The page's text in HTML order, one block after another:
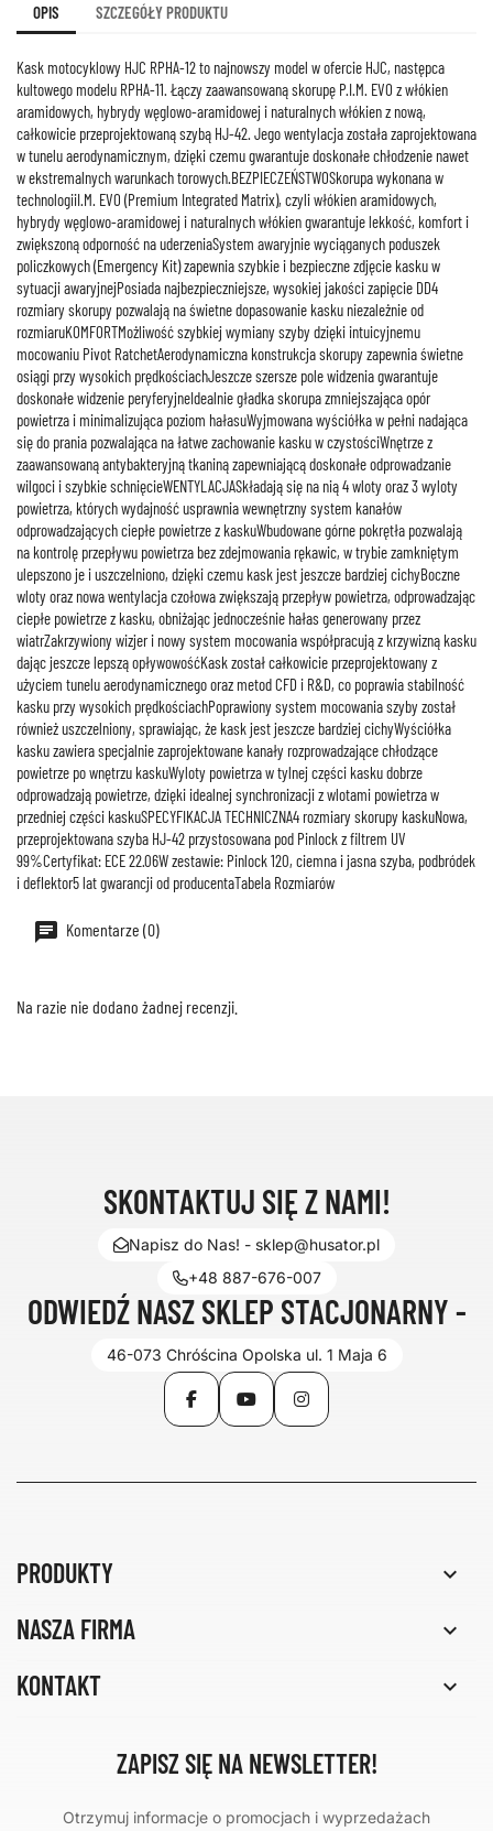
OPIS SZCZEGÓŁY PRODUKTU
Kask motocyklowy HJC RPHA-12 to najnowszy model w ofercie HJC, następca
kultowego modelu RPHA-11. Łączy zaawansowaną skorupę P.I.M. EVO z włókien
aramidowych, hybrydy węglowo-aramidowej i naturalnych włókien z nową,
całkowicie przeprojektowaną szybą HJ-42. Jego wentylacja została zaprojektowana
w tunelu aerodynamicznym, dzięki czemu gwarantuje doskonałe chłodzenie nawet
w ekstremalnych warunkach torowych.BEZPIECZEŃSTWOSkorupa wykonana w
technologiiI.M. EVO (Premium Integrated Matrix), czyli włókien aramidowych,
hybrydy węglowo-aramidowej i naturalnych włókien gwarantuje lekkość, komfort i
zwiększoną odporność na uderzeniaSystem awaryjnie wyciąganych poduszek
policzkowych (Emergency Kit) zapewnia szybkie i bezpieczne zdjęcie kasku w
sytuacji awaryjnejPosiada najbezpieczniejsze, wysokiej jakości zapięcie DD4
rozmiary skorupy pozwalają na świetne dopasowanie kasku niezależnie od
rozmiaruKOMFORTMożliwość szybkiej wymiany szyby dzięki intuicyjnemu
mocowaniu Pivot RatchetAerodynamiczna konstrukcja skorupy zapewnia świetne
osiągi przy wysokich prędkościachJeszcze szersze pole widzenia gwarantuje
doskonałe widzenie peryferyjneIdealnie gładka skorupa zmniejszająca opór
powietrza i minimalizująca poziom hałasuWyjmowana wyściółka w pełni nadająca
się do prania pozwalająca na łatwe zachowanie kasku w czystościWnętrze z
zaawansowaną antybakteryjną tkaniną zapewniającą doskonałe odprowadzanie
wilgoci i szybkie schnięcieWENTYLACJASkładają się na nią 4 wloty oraz 3 wyloty
powietrza, których wydajność usprawnia wewnętrzny system kanałów
odprowadzających ciepłe powietrze z kaskuWbudowane górne pokrętła pozwalają
na kontrolę przepływu powietrza bez zdejmowania rękawic, w trybie zamkniętym
ulepszono je i uszczelniono, dzięki czemu kask jest jeszcze bardziej cichyBoczne
wloty oraz nowa wentylacja czołowa zwiększają przepływ powietrza, odprowadzając
ciepłe powietrze z kasku, obniżając jednocześnie hałas generowany przez
wiatrZakrzywiony wizjer i nowy system mocowania współpracują z krzywizną kasku
dając jeszcze lepszą opływowośćKask został całkowicie przeprojektowany z
użyciem tunelu aerodynamicznego oraz metod CFD i R&D, co poprawia stabilność
kasku przy wysokich prędkościachPoprawiony system mocowania szyby został
również uszczelniony, sprawiając, że kask jest jeszcze bardziej cichyWyściółka
kasku zawiera specjalnie zaprojektowane kanały rozprowadzające chłodzące
powietrze po wnętrzu kaskuWyloty powietrza w tylnej części kasku dobrze
odprowadzają powietrze, dzięki idealnej synchronizacji z wlotami powietrza w
przedniej części kaskuSPECYFIKACJA TECHNICZNA4 rozmiary skorupy kaskuNowa,
przeprojektowana szyba HJ-42 przystosowana pod Pinlock z filtrem UV
99%Certyfikat: ECE 22.06W zestawie: Pinlock 120, ciemna i jasna szyba, podbródek
i deflektor5 lat gwarancji od producentaTabela Rozmiarów
Komentarze (0)
Na razie nie dodano żadnej recenzji.
SKONTAKTUJ SIĘ Z NAMI!
Napisz do Nas! - sklep@husator.pl
+48 887-676-007
ODWIEDŹ NASZ SKLEP STACJONARNY -
46-073 Chróścina Opolska ul. 1 Maja 6
FacebookYouTubeInstagram
PRODUKTY 
NASZA FIRMA 
KONTAKT 
ZAPISZ SIĘ NA NEWSLETTER!
Otrzymuj informacje o promocjach i wyprzedażach